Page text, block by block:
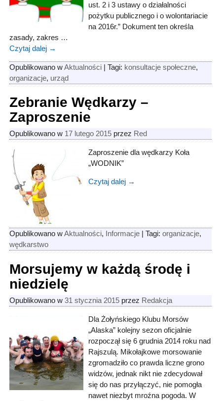
ust. 2 i 3 ustawy o działalności
pożytku publicznego i o wolontariacie
na 2016r.” Dokument ten określa
zasady, zakres …
Czytaj dalej →
Opublikowano w Aktualności| Tagi: konsultacje społeczne,
organizacje, urząd
Zebranie Wędkarzy –
Zaproszenie
Opublikowano w 17 lutego 2015 przez Red
Zaproszenie dla wędkarzy Koła
„WODNIK”
Czytaj dalej →
Opublikowano w Aktualności, Informacje| Tagi: organizacje,
wędkarstwo
Morsujemy w każdą środę i
niedzielę
Opublikowano w 31 stycznia 2015 przez Redakcja
Dla Żołyńskiego Klubu Morsów
„Alaska” kolejny sezon oficjalnie
rozpoczął się 6 grudnia 2014 roku nad
Rajszulą. Mikołajkowe morsowanie
zgromadziło co prawda liczne grono
widzów, jednak nikt nie zdecydował
się do nas przyłączyć, nie pomogła
nawet niezbyt mroźna pogoda. W